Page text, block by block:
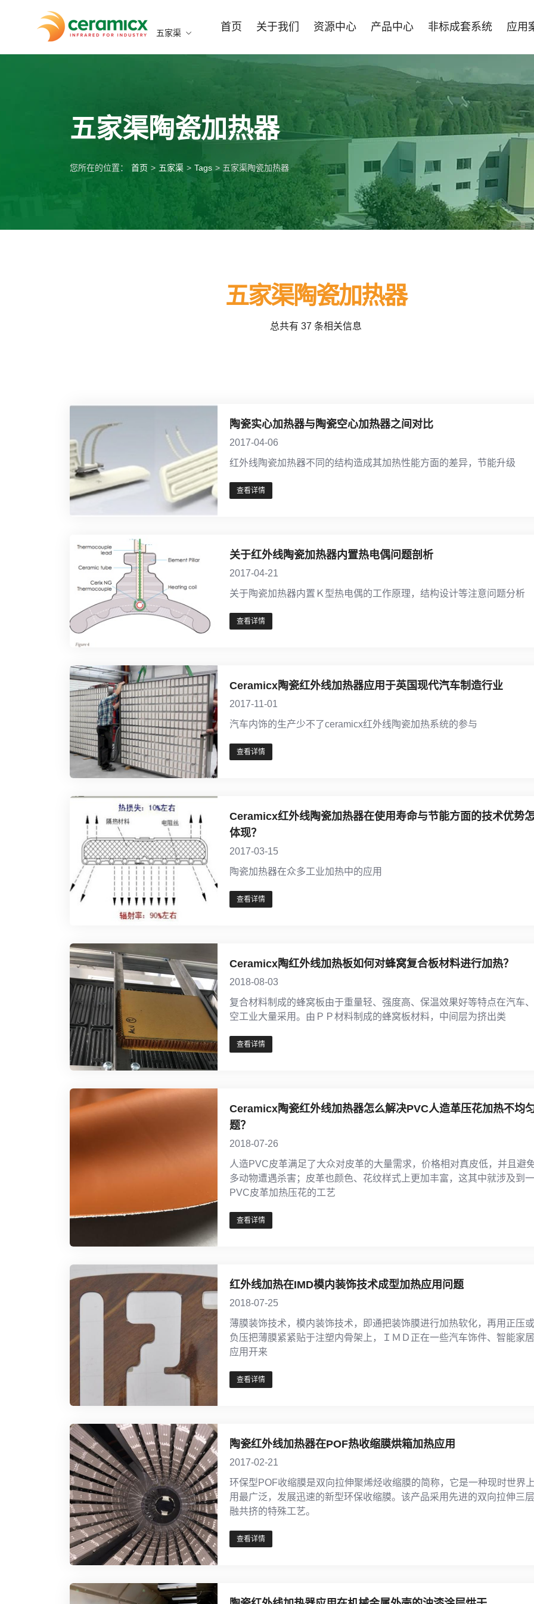
五家渠 首页 关于我们 资源中心 产品中心 非标成套系统 应用
五家渠陶瓷加热器
您所在的位置： 首页 > 五家渠 > Tags > 五家渠陶瓷加热器
五家渠陶瓷加热器
总共有 37 条相关信息
陶瓷实心加热器与陶瓷空心加热器之间对比
2017-04-06
红外线陶瓷加热器不同的结构造成其加热性能方面的差异，节能升级
查看详情
关于红外线陶瓷加热器内置热电偶问题剖析
2017-04-21
关于陶瓷加热器内置Ｋ型热电偶的工作原理，结构设计等注意问题分析
查看详情
Ceramicx陶瓷红外线加热器应用于英国现代汽车制造行业
2017-11-01
汽车内饰的生产少不了ceramicx红外线陶瓷加热系统的参与
查看详情
Ceramicx红外线陶瓷加热器在使用寿命与节能方面的技术优势
体现？
2017-03-15
陶瓷加热器在众多工业加热中的应用
查看详情
Ceramicx陶红外线加热板如何对蜂窝复合板材料进行加热？
2018-08-03
复合材料制成的蜂窝板由于重量轻、强度高、保温效果好等特点在汽车
空工业大量采用。由ＰＰ材料制成的蜂窝板材料，中间层为挤出类
查看详情
Ceramicx陶瓷红外线加热器怎么解决PVC人造革压花加热不均
题？
2018-07-26
人造PVC皮革满足了大众对皮革的大量需求，价格相对真皮低，并且避
多动物遭遇杀害；皮革也颜色、花纹样式上更加丰富，这其中就涉及到
PVC皮革加热压花的工艺
查看详情
红外线加热在IMD模内装饰技术成型加热应用问题
2018-07-25
薄膜装饰技术，模内装饰技术，即通把装饰膜进行加热软化，再用正压
负压把薄膜紧紧贴于注塑内骨架上，ＩＭＤ正在一些汽车饰件、智能家
应用开来
查看详情
陶瓷红外线加热器在POF热收缩膜烘箱加热应用
2017-02-21
环保型POF收缩膜是双向拉伸聚烯烃收缩膜的简称，它是一种现时世界
用最广泛，发展迅速的新型环保收缩膜。该产品采用先进的双向拉伸三
融共挤的特殊工艺。
查看详情